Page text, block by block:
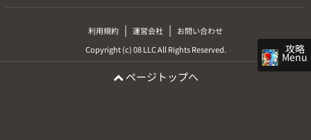
攻略
Menu
利用規約 | 運営会社 |
お問い合わせ
Copyright (c) 08 LLC All Rights Reserved.
ページトップへ